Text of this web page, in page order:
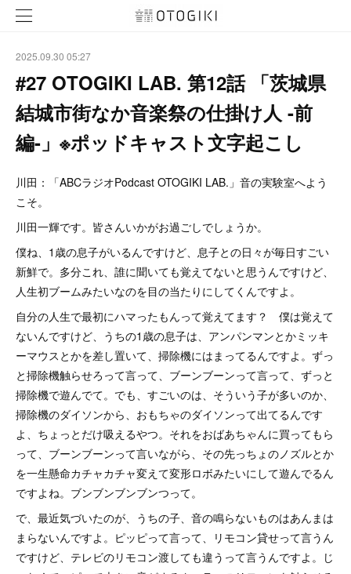
2025.09.30 05:27
#27 OTOGIKI LAB. 第12話 「茨城県
結城市街なか音楽祭の仕掛け人 -前
編-」※ポッドキャスト文字起こし
川田：「ABCラジオPodcast OTOGIKI LAB.」音の実験室へよう
こそ。
川田一輝です。皆さんいかがお過ごしでしょうか。
僕ね、1歳の息子がいるんですけど、息子との日々が毎日すごい
新鮮で。多分これ、誰に聞いても覚えてないと思うんですけど、
人生初ブームみたいなのを目の当たりにしてくんですよ。
自分の人生で最初にハマったもんって覚えてます？ 僕は覚えて
ないんですけど、うちの1歳の息子は、アンパンマンとかミッキ
ーマウスとかを差し置いて、掃除機にはまってるんですよ。ずっ
と掃除機触らせろって言って、ブーンブーンって言って、ずっと
掃除機で遊んでて。でも、すごいのは、そういう子が多いのか、
掃除機のダイソンから、おもちゃのダイソンって出てるんです
よ、ちょっとだけ吸えるやつ。それをおばあちゃんに買ってもら
って、ブーンブーンって言いながら、その先っちょのノズルとか
を一生懸命カチャカチャ変えて変形ロボみたいにして遊んでるん
ですよね。ブンブンブンブンつって。
で、最近気づいたのが、うちの子、音の鳴らないものはあんまは
まらないんですよ。ピッピって言って、リモコン貸せって言うん
ですけど、テレビのリモコン渡しても違うって言うんですよ。じ